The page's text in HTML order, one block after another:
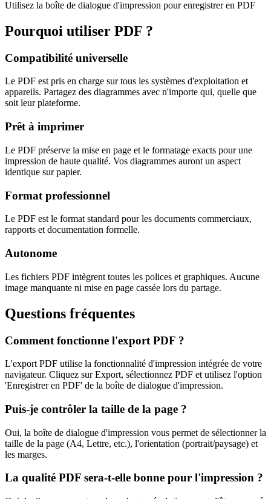
Utilisez la boîte de dialogue d'impression pour enregistrer en PDF
Pourquoi utiliser PDF ?
Compatibilité universelle
Le PDF est pris en charge sur tous les systèmes d'exploitation et
appareils. Partagez des diagrammes avec n'importe qui, quelle que
soit leur plateforme.
Prêt à imprimer
Le PDF préserve la mise en page et le formatage exacts pour une
impression de haute qualité. Vos diagrammes auront un aspect
identique sur papier.
Format professionnel
Le PDF est le format standard pour les documents commerciaux,
rapports et documentation formelle.
Autonome
Les fichiers PDF intègrent toutes les polices et graphiques. Aucune
image manquante ni mise en page cassée lors du partage.
Questions fréquentes
Comment fonctionne l'export PDF ?
L'export PDF utilise la fonctionnalité d'impression intégrée de votre
navigateur. Cliquez sur Export, sélectionnez PDF et utilisez l'option
'Enregistrer en PDF' de la boîte de dialogue d'impression.
Puis-je contrôler la taille de la page ?
Oui, la boîte de dialogue d'impression vous permet de sélectionner la
taille de la page (A4, Lettre, etc.), l'orientation (portrait/paysage) et
les marges.
La qualité PDF sera-t-elle bonne pour l'impression ?